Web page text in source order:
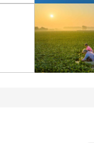
青海大柴旦
透